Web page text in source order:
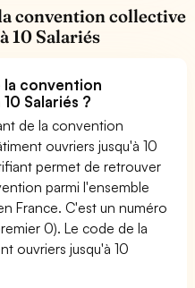
convention collective
10 Salariés
la convention
Salariés ?
de la convention
ouvriers jusqu'à 10
permet de retrouver
parmi l'ensemble
France. C'est un numéro
0). Le code de la
ouvriers jusqu'à 10